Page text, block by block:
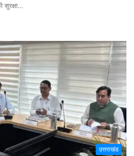
सुरक्षा…
उत्तराखंड